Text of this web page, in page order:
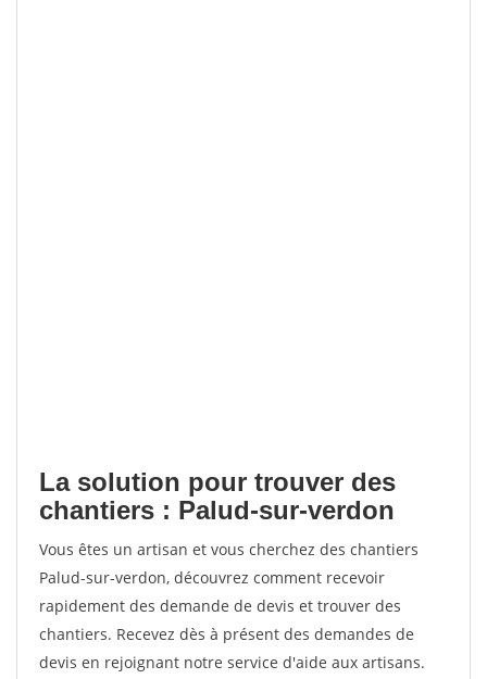
La solution pour trouver des
chantiers : Palud-sur-verdon
Vous êtes un artisan et vous cherchez des chantiers
Palud-sur-verdon, découvrez comment recevoir
rapidement des demande de devis et trouver des
chantiers. Recevez dès à présent des demandes de
devis en rejoignant notre service d'aide aux artisans.